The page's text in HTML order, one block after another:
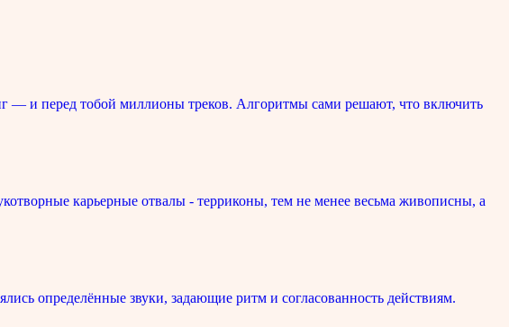
— и перед тобой миллионы треков. Алгоритмы сами решают, что включить
карьерные отвалы - терриконы, тем не менее весьма живописны, а
определённые звуки, задающие ритм и согласованность действиям.